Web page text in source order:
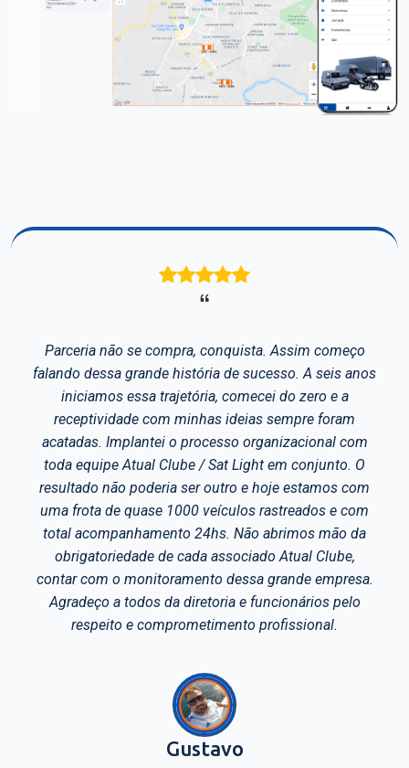
Avaliações de Clientes
Há tempos que nós utilizamos o sistema
para controle das ações do nosso
possuímos o bloqueio e desbloqueio
sistema RFID. Possuímos ainda no
câmera frontal e a câmera de Baú sendo
gerar um código de acompanhamento
contratante onde é possível que ele
carregamento, o transporte e o
sua mercadoria.
Gerente Logístico
Nova Alvorada Transportes